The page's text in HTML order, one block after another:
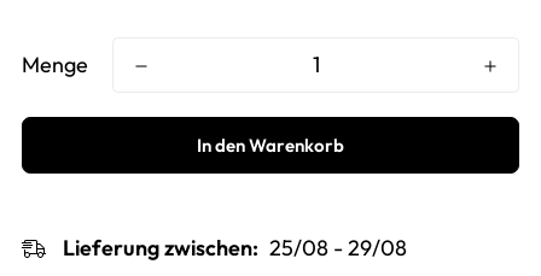
Menge
In den Warenkorb
Lieferung zwischen: 25/08 - 29/08